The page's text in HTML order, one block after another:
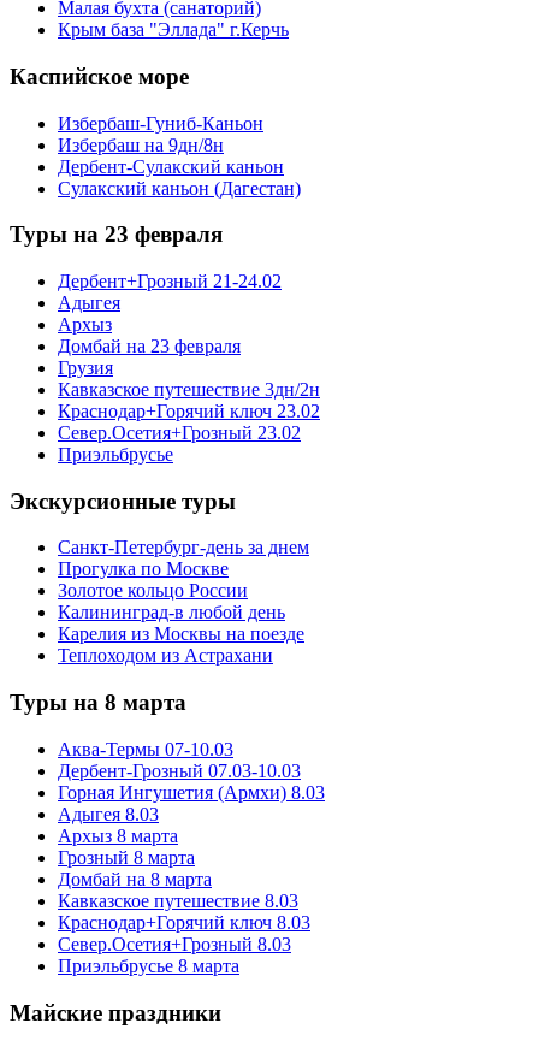
Малая бухта (санаторий)
Крым база "Эллада" г.Керчь
Каспийское море
Избербаш-Гуниб-Каньон
Избербаш на 9дн/8н
Дербент-Сулакский каньон
Сулакский каньон (Дагестан)
Туры на 23 февраля
Дербент+Грозный 21-24.02
Адыгея
Архыз
Домбай на 23 февраля
Грузия
Кавказское путешествие 3дн/2н
Краснодар+Горячий ключ 23.02
Север.Осетия+Грозный 23.02
Приэльбрусье
Экскурсионные туры
Санкт-Петербург-день за днем
Прогулка по Москве
Золотое кольцо России
Калининград-в любой день
Карелия из Москвы на поезде
Теплоходом из Астрахани
Туры на 8 марта
Аква-Термы 07-10.03
Дербент-Грозный 07.03-10.03
Горная Ингушетия (Армхи) 8.03
Адыгея 8.03
Архыз 8 марта
Грозный 8 марта
Домбай на 8 марта
Кавказское путешествие 8.03
Краснодар+Горячий ключ 8.03
Север.Осетия+Грозный 8.03
Приэльбрусье 8 марта
Майские праздники